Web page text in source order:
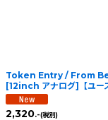
Token Entry / From
[12inch アナログ]【ユー
2,320.-(税別)